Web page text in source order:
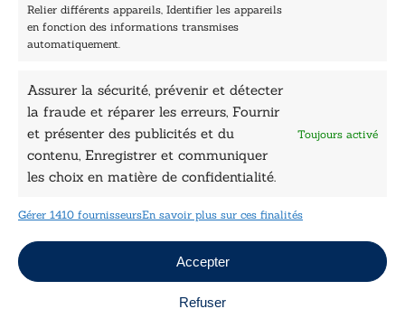
Relier différents appareils, Identifier les appareils
en fonction des informations transmises
automatiquement.
Assurer la sécurité, prévenir et détecter
la fraude et réparer les erreurs, Fournir
et présenter des publicités et du
contenu, Enregistrer et communiquer
les choix en matière de confidentialité.
Toujours activé
Gérer 1410 fournisseursEn savoir plus sur ces finalités
Accepter
Refuser
Nos auteurs
Catalogue
Sciences humaines
Pratique
Le Petit Lys
Données légales
Conditions Générales de vente
Politique de cookies
Mentions légales
Jeux concours
Copyright © 2026 Le Lys Bleu Éditions tous droits